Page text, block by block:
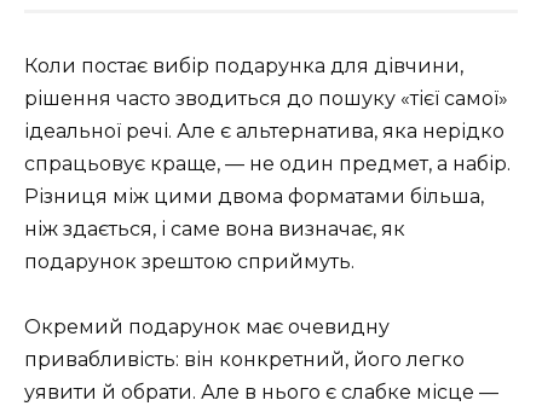
Коли постає вибір подарунка для дівчини,
рішення часто зводиться до пошуку «тієї самої»
ідеальної речі. Але є альтернатива, яка нерідко
спрацьовує краще, — не один предмет, а набір.
Різниця між цими двома форматами більша,
ніж здається, і саме вона визначає, як
подарунок зрештою сприймуть.
Окремий подарунок має очевидну
привабливість: він конкретний, його легко
уявити й обрати. Але в нього є слабке місце —